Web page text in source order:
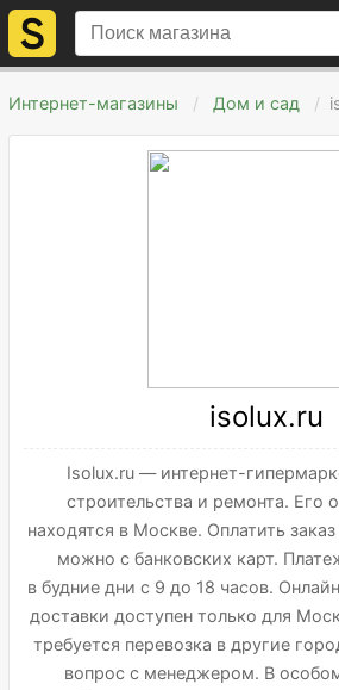
Интернет-магазины Дом и сад
isolux.ru
Isolux.ru — интернет-
строительства и ремонта. Его
находятся в Москве. Оплатить
можно с банковских карт.
в будние дни с 9 до 18 часов.
доставки доступен только для
требуется перевозка в другие
вопрос с менеджером. В